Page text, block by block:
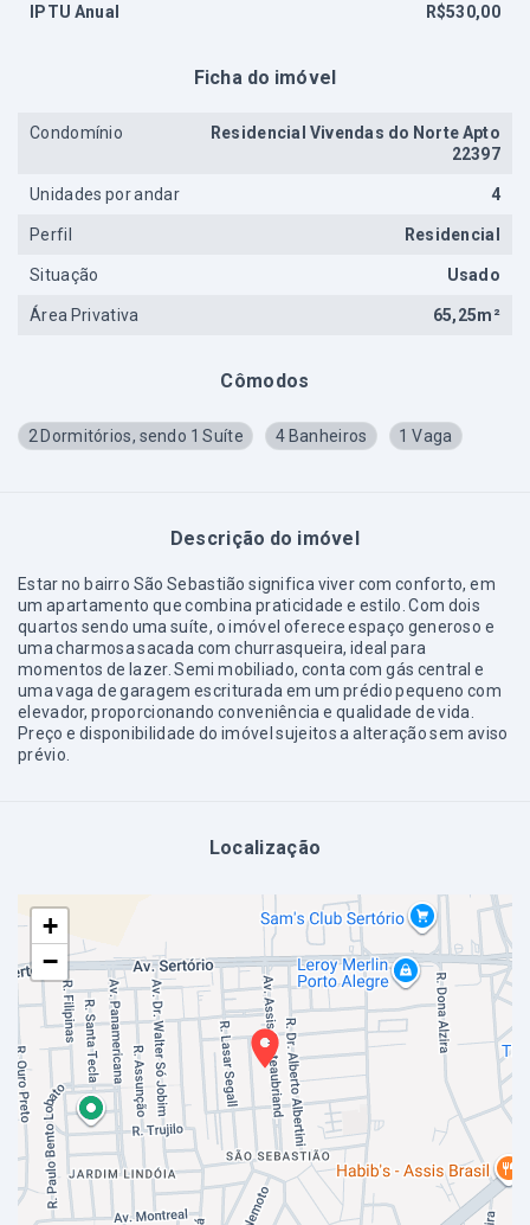
Cômodos
2 Dormitórios, sendo 1 Suíte 4 Banheiros 1 Vaga
Descrição do imóvel
Estar no bairro São Sebastião significa viver com conforto, em
um apartamento que combina praticidade e estilo. Com dois
quartos sendo uma suíte, o imóvel oferece espaço generoso e
uma charmosa sacada com churrasqueira, ideal para
momentos de lazer. Semi mobiliado, conta com gás central e
uma vaga de garagem escriturada em um prédio pequeno com
elevador, proporcionando conveniência e qualidade de vida.
Preço e disponibilidade do imóvel sujeitos a alteração sem aviso
prévio.
Localização
+
−
IPTU Anual R$530,00
Ficha do imóvel
Condomínio
Residencial Vivendas do Norte Apto
22397
Unidades por andar 4
Perfil Residencial
Situação Usado
Área Privativa 65,25m²